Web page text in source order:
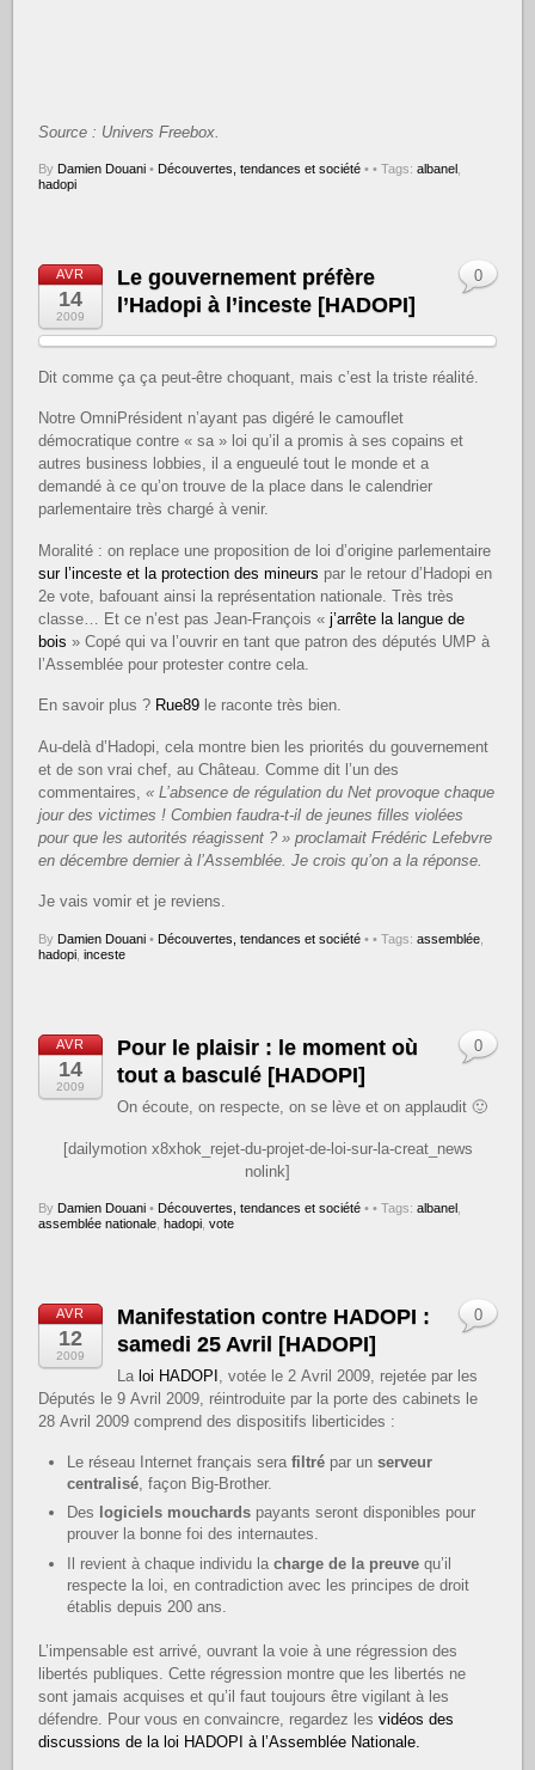
Source : Univers Freebox.
By Damien Douani • Découvertes, tendances et société • • Tags:albanel
hadopi
AVR
14
2009
Le gouvernement préfère
l’Hadopi à l’inceste [HADOPI]
Dit comme ça ça peut-être choquant, mais c’est la triste réalité.
Notre OmniPrésident n’ayant pas digéré le camouflet
démocratique contre « sa » loi qu’il a promis à ses copains et
autres business lobbies, il a engueulé tout le monde et a
demandé à ce qu’on trouve de la place dans le calendrier
parlementaire très chargé à venir.
Moralité : on replace une proposition de loi d’origine parlementaire
sur l’inceste et la protection des mineurs par le retour d’Hadopi en
2e vote, bafouant ainsi la représentation nationale. Très très
classe… Et ce n’est pas Jean-François «j’arrête la langue de
bois » Copé qui va l’ouvrir en tant que patron des députés UMP à
l’Assemblée pour protester contre cela.
En savoir plus ? Rue89 le raconte très bien.
Au-delà d’Hadopi, cela montre bien les priorités du gouvernement
et de son vrai chef, au Château. Comme dit l’un des
commentaires,« L’absence de régulation du Net provoque chaque
jour des victimes ! Combien faudra-t-il de jeunes filles violées
pour que les autorités réagissent ? » proclamait Frédéric Lefebvre
en décembre dernier à l’Assemblée. Je crois qu’on a la réponse.
Je vais vomir et je reviens.
By Damien Douani • Découvertes, tendances et société •
0
• Tags:assemblée
hadopi ,inceste
AVR
14
2009
Pour le plaisir : le moment où
tout a basculé [HADOPI]
On écoute, on respecte, on se lève et on applaudit 🙂
[dailymotion x8xhok_rejet-du-projet-de-loi-sur-la-creat_news
nolink]
By Damien Douani • Découvertes, tendances et société •
0
• Tags:albanel
assemblée nationale ,hadopi ,vote
AVR
12
2009
Manifestation contre HADOPI :
samedi 25 Avril [HADOPI]
La loi HADOPI , votée le 2 Avril 2009, rejetée par les
Députés le 9 Avril 2009, réintroduite par la porte des cabinets le
28 Avril 2009 comprend des dispositifs liberticides :
Le réseau Internet français serafiltré par unserveur
centralisé , façon Big-Brother.
Des logiciels mouchards payants seront disponibles pour
prouver la bonne foi des internautes.
Il revient à chaque individu lacharge de la preuve qu’il
respecte la loi, en contradiction avec les principes de droit
établis depuis 200 ans.
L’impensable est arrivé, ouvrant la voie à une régression des
libertés publiques. Cette régression montre que les libertés ne
sont jamais acquises et qu’il faut toujours être vigilant à les
défendre. Pour vous en convaincre, regardez lesvidéos des
discussions de la loi HADOPI à l’Assemblée Nationale.
0